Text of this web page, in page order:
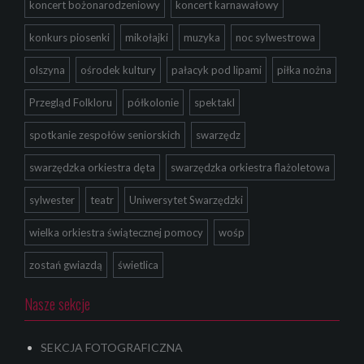
koncert bożonarodzeniowy koncert karnawałowy
konkurs piosenki mikołajki muzyka noc sylwestrowa
olszyna ośrodek kultury pałacyk pod lipami piłka nożna
Przegląd Folkloru półkolonie spektakl
spotkanie zespołów seniorskich swarzędz
swarzędzka orkiestra dęta swarzędzka orkiestra flażoletowa
sylwester teatr Uniwersytet Swarzędzki
wielka orkiestra świątecznej pomocy wośp
zostań gwiazdą świetlica
Nasze sekcje
SEKCJA FOTOGRAFICZNA